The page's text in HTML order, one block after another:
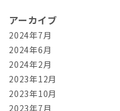
アーカイブ
2024年7月
2024年6月
2024年2月
2023年12月
2023年10月
2023年7月